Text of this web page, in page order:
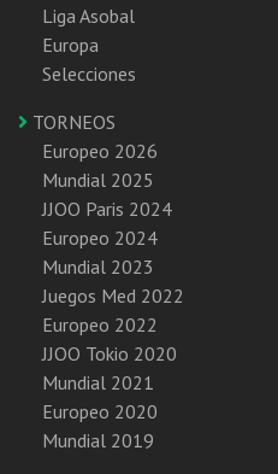
Liga Asobal
Europa
Selecciones
TORNEOS
Europeo 2026
Mundial 2025
JJOO Paris 2024
Europeo 2024
Mundial 2023
Juegos Med 2022
Europeo 2022
JJOO Tokio 2020
Mundial 2021
Europeo 2020
Mundial 2019